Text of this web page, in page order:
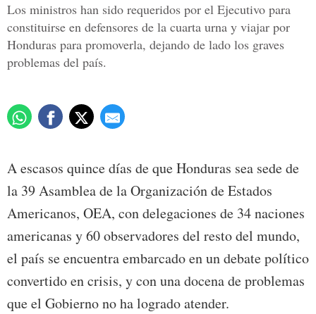
Los ministros han sido requeridos por el Ejecutivo para
constituirse en defensores de la cuarta urna y viajar por
Honduras para promoverla, dejando de lado los graves
problemas del país.
A escasos quince días de que Honduras sea sede de
la 39 Asamblea de la Organización de Estados
Americanos, OEA, con delegaciones de 34 naciones
americanas y 60 observadores del resto del mundo,
el país se encuentra embarcado en un debate político
convertido en crisis, y con una docena de problemas
que el Gobierno no ha logrado atender.